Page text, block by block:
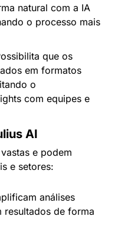
natural com a IA
o processo mais
que os
em formatos
o
com equipes e
AI
e podem
e setores:
análises
resultados de forma